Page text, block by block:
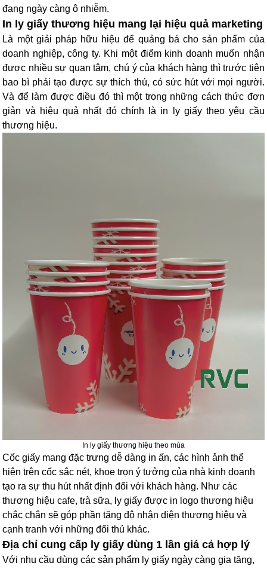
đang ngày càng ô nhiễm.
In ly giấy thương hiệu mang lại hiệu quả marketing
Là một giải pháp hữu hiệu để quảng bá cho sản phẩm của
doanh nghiệp, công ty. Khi một điểm kinh doanh muốn nhận
được nhiều sự quan tâm, chú ý của khách hàng thì trước tiên
bao bì phải tạo được sự thích thú, có sức hút với mọi người.
Và để làm được điều đó thì một trong những cách thức đơn
giản và hiệu quả nhất đó chính là in ly giấy theo yêu cầu
thương hiệu.
In ly giấy thương hiệu theo mùa
Cốc giấy mang đặc trưng dễ dàng in ấn, các hình ảnh thể
hiện trên cốc sắc nét, khoe trọn ý tưởng của nhà kinh doanh
tạo ra sự thu hút nhất định đối với khách hàng. Như các
thương hiệu cafe, trà sữa, ly giấy được in logo thương hiệu
chắc chắn sẽ góp phần tăng độ nhận diện thương hiệu và
cạnh tranh với những đối thủ khác.
Địa chỉ cung cấp ly giấy dùng 1 lần giá cả hợp lý
Với nhu cầu dùng các sản phẩm ly giấy ngày càng gia tăng,